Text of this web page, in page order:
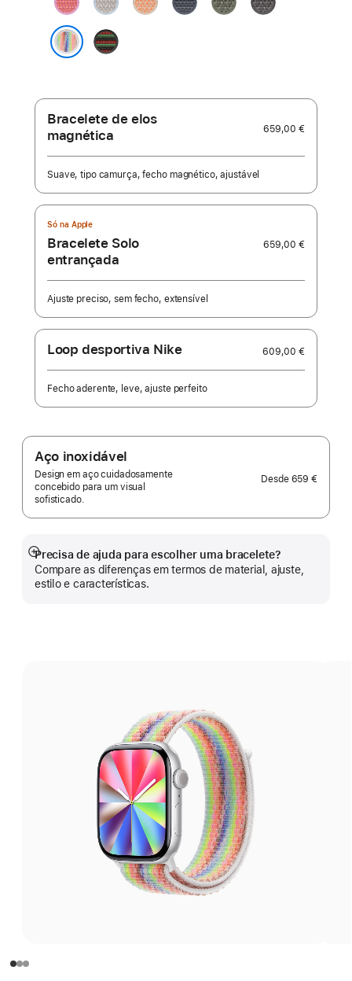
âncora
Black
Unity
Rhythm
Bracelete de elos
magnética
659,00 €
Suave, tipo camurça, fecho magnético, ajustável
Só na Apple
Bracelete Solo
entrançada
659,00 €
Ajuste preciso, sem fecho, extensível
Loop desportiva Nike 609,00 €
Fecho aderente, leve, ajuste perfeito
Aço inoxidável
Design em aço cuidadosamente
concebido para um visual
sofisticado.
Desde 659 €
Precisa de ajuda para escolher uma bracelete?
Compare as diferenças em termos de material, ajuste,
estilo e características.
Veja
mais